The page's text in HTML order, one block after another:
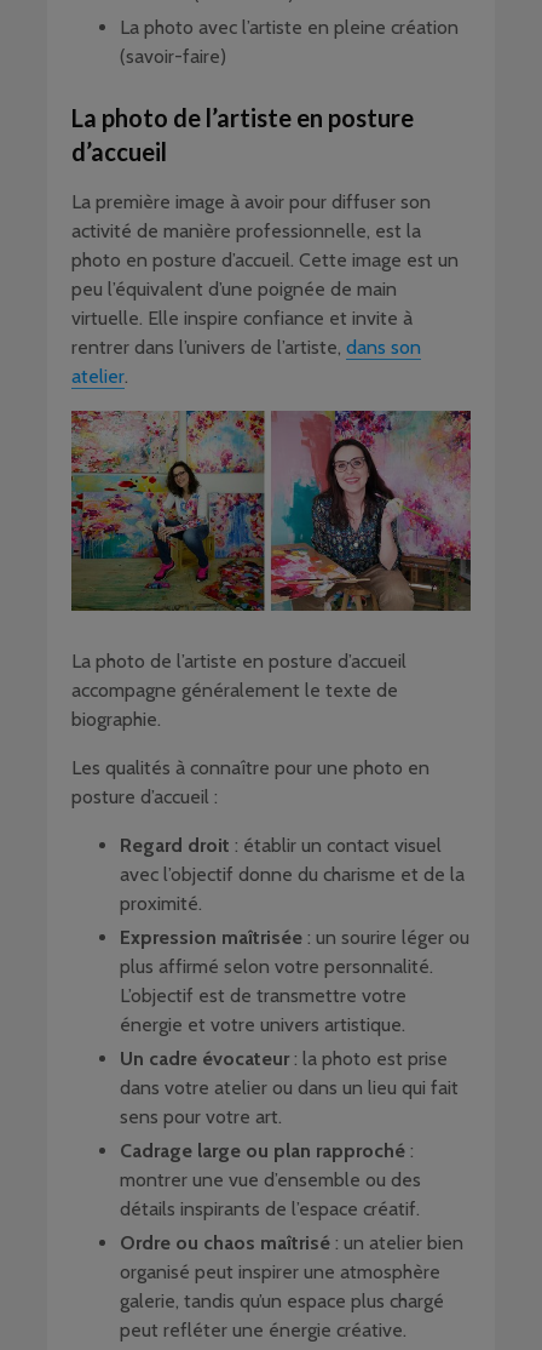
La photo avec l’artiste en pleine création
(savoir-faire)
La photo de l’artiste en posture
d’accueil
La première image à avoir pour diffuser son
activité de manière professionnelle, est la
photo en posture d’accueil. Cette image est un
peu l’équivalent d’une poignée de main
virtuelle. Elle inspire confiance et invite à
rentrer dans l’univers de l’artiste, dans son
atelier
La photo de l’artiste en posture d’accueil
accompagne généralement le texte de
biographie.
Les qualités à connaître pour une photo en
posture d’accueil :
Regard droit : établir un contact visuel
avec l’objectif donne du charisme et de la
proximité.
Expression maîtrisée : un sourire léger ou
plus affirmé selon votre personnalité.
L’objectif est de transmettre votre
énergie et votre univers artistique.
Un cadre évocateur: la photo est prise
dans votre atelier ou dans un lieu qui fait
sens pour votre art.
Cadrage large ou plan rapproché :
montrer une vue d’ensemble ou des
détails inspirants de l’espace créatif.
Ordre ou chaos maîtrisé : un atelier bien
organisé peut inspirer une atmosphère
galerie, tandis qu’un espace plus chargé
peut refléter une énergie créative.